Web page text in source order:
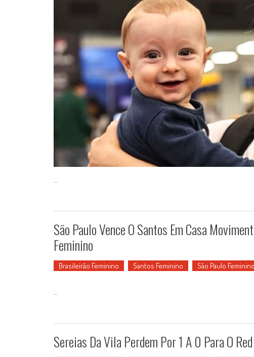
...
São Paulo Vence O Santos Em Casa
Feminino
Brasileirão Feminino Santos Feminino São Paulo Feminino
...
Sereias Da Vila Perdem Por 1 A 0 Para O